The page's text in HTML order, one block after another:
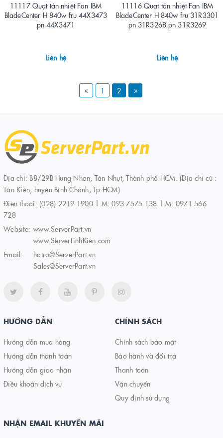
11117 Quạt tản nhiệt Fan IBM
BladeCenter H 840w fru 44X3473
pn 44X3471
Liên hệ
11116 Quạt tản nhiệt Fan IBM
BladeCenter H 840w fru 31R3301
pn 31R3268 pn 31R3269
Liên hệ
« 1 2 »
Địa chỉ: B8/29B Hưng Nhơn, Tân Nhựt, Thành phố HCM. (Địa chỉ cũ :
Tân Kiên, huyện Bình Chánh, Tp.HCM)
Điện thoại: (028) 2219 1900 | M: 093 7575 138 | M: 0971 566
728
Website: www.ServerPart.vn
www.ServerLinhKien.com
Email:
hotro@ServerPart.vn
Sales@ServerPart.vn
HƯỚNG DẪN
Hướng dẫn mua hàng
Hướng dẫn thanh toán
Hướng dẫn giao nhận
Điều khoản dịch vụ
CHÍNH SÁCH
Chính sách bảo mật
Bảo hành và đổi trả
Thanh toán
Vận chuyển
Quy định sử dụng
NHẬN EMAIL KHUYẾN MÃI